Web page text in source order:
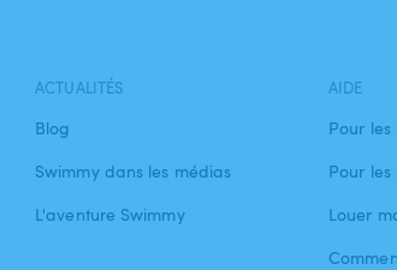
ACTUALITÉS
Blog
Swimmy dans les médias
L'aventure Swimmy
AIDE
Pour
Pour
Louer